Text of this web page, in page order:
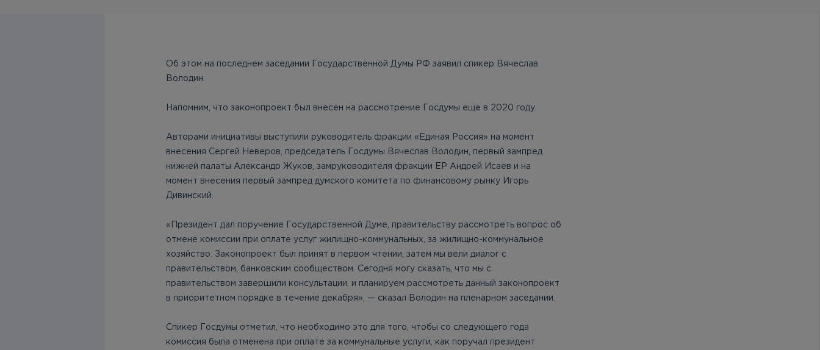
Об этом на последнем заседании Государственной Думы РФ заявил спикер Вячеслав
Володин.
Напомним, что законопроект был внесен на рассмотрение Госдумы еще в 2020 году.
Авторами инициативы выступили руководитель фракции «Единая Россия» на момент
внесения Сергей Неверов, председатель Госдумы Вячеслав Володин, первый зампред
нижней палаты Александр Жуков, замруководителя фракции ЕР Андрей Исаев и на
момент внесения первый зампред думского комитета по финансовому рынку Игорь
Дивинский.
«Президент дал поручение Государственной Думе, правительству рассмотреть вопрос об
отмене комиссии при оплате услуг жилищно-коммунальных, за жилищно-коммунальное
хозяйство. Законопроект был принят в первом чтении, затем мы вели диалог с
правительством, банковским сообществом. Сегодня могу сказать, что мы с
правительством завершили консультации. и планируем рассмотреть данный законопроект
в приоритетном порядке в течение декабря», — сказал Володин на пленарном заседании.
Спикер Госдумы отметил, что необходимо это для того, чтобы со следующего года
комиссия была отменена при оплате за коммунальные услуги, как поручал президент